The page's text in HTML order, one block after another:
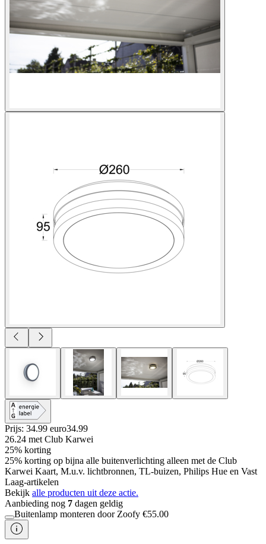
Prijs: 34.99 euro34.99
26.24 met Club Karwei
25% korting
25% korting op bijna alle buitenverlichting alleen met de Club
Karwei Kaart, M.u.v. lichtbronnen, TL-buizen, Philips Hue en Vast
Laag-artikelen
Bekijk alle producten uit deze actie.
Aanbieding nog 7 dagen geldig
Buitenlamp monteren door Zoofy €55.00